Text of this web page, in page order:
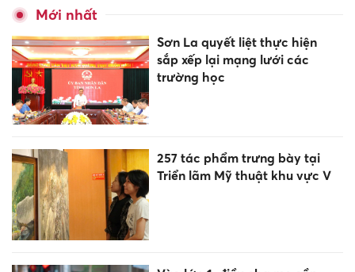
Mới nhất
Sơn La quyết liệt thực hiện
sắp xếp lại mạng lưới các
trường học
257 tác phẩm trưng bày tại
Triển lãm Mỹ thuật khu vực V